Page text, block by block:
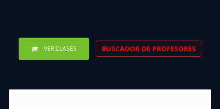
VER CLASES BUSCADOR DE PROFESORES